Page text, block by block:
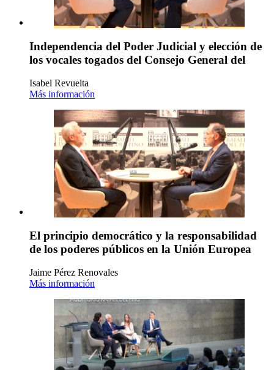
Independencia del Poder Judicial y elección de
los vocales togados del Consejo General del
Isabel Revuelta
Más información
El principio democrático y la responsabilidad
de los poderes públicos en la Unión Europea
Jaime Pérez Renovales
Más información